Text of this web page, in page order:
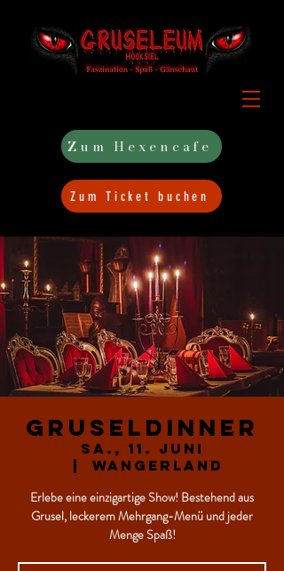
Zum Hexencafe
Zum Ticket buchen
Gruseldinner
Sa., 11. Juni
Wangerland
Erlebe eine einzigartige Show! Bestehend aus
Grusel, leckerem Mehrgang-Menü und jeder
Menge Spaß!